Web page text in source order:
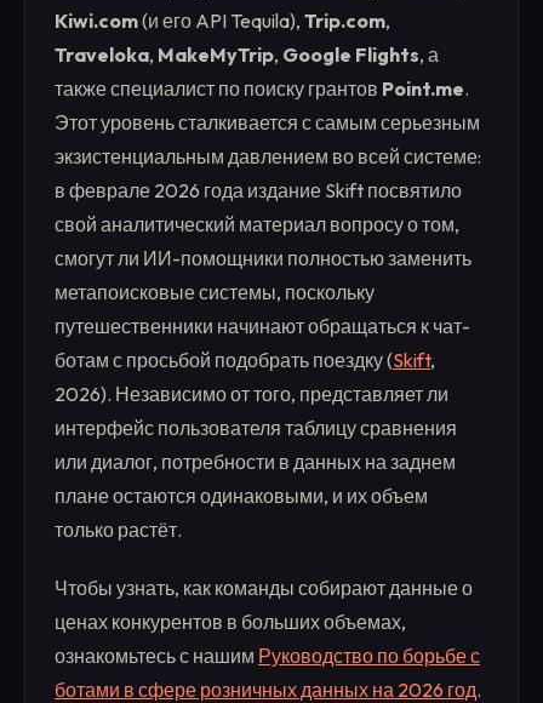
Kiwi.com(и его API Tequila), Trip.com,
Traveloka, MakeMyTrip, Google Flights, а
также специалист по поиску грантов Point.me.
Этот уровень сталкивается с самым серьезным
экзистенциальным давлением во всей системе:
в феврале 2026 года издание Skift посвятило
свой аналитический материал вопросу о том,
смогут ли ИИ-помощники полностью заменить
метапоисковые системы, поскольку
путешественники начинают обращаться к чат-
ботам с просьбой подобрать поездку (Skift,
2026). Независимо от того, представляет ли
интерфейс пользователя таблицу сравнения
или диалог, потребности в данных на заднем
плане остаются одинаковыми, и их объем
только растёт.
Чтобы узнать, как команды собирают данные о
ценах конкурентов в больших объемах,
ознакомьтесь с нашим Руководство по борьбе с
ботами в сфере розничных данных на 2026 год.